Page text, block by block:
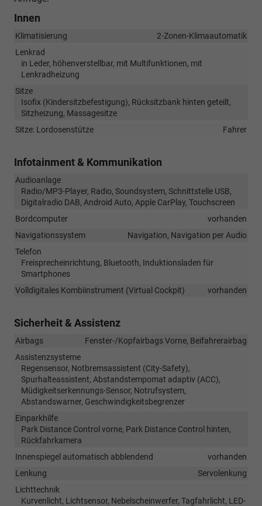
Innen
Klimatisierung
2-Zonen-Klimaautomatik
Lenkrad
in Leder, höhenverstellbar, mit Multifunktionen, mit
Lenkradheizung
Sitze
Isofix (Kindersitzbefestigung), Rücksitzbank hinten geteilt,
Sitzheizung, Massagesitze
Sitze: Lordosenstütze
Fahrer
Infotainment & Kommunikation
Audioanlage
Radio/MP3-Player, Radio, Soundsystem, Schnittstelle USB,
Digitalradio DAB, Android Auto, Apple CarPlay, Touchscreen
Bordcomputer
vorhanden
Navigationssystem
Navigation, Navigation per Audio
Telefon
Freisprecheinrichtung, Bluetooth, Induktionsladen für
Smartphones
Volldigitales Kombiinstrument (Virtual Cockpit)
vorhanden
Sicherheit & Assistenz
Airbags
Fenster-/Kopfairbags Vorne, Beifahrerairbag
Assistenzsysteme
Regensensor, Notbremsassistent (City-Safety),
Spurhalteassistent, Abstandstempomat adaptiv (ACC),
Müdigkeitserkennungs-Sensor, Notrufsystem,
Abstandswarner, Geschwindigkeitsbegrenzer
Einparkhilfe
Park Distance Control vorne, Park Distance Control hinten,
Rückfahrkamera
Innenspiegel automatisch abblendend
vorhanden
Lenkung
Servolenkung
Lichttechnik
Kurvenlicht, Lichtsensor, Nebelscheinwerfer, Tagfahrlicht, LED-